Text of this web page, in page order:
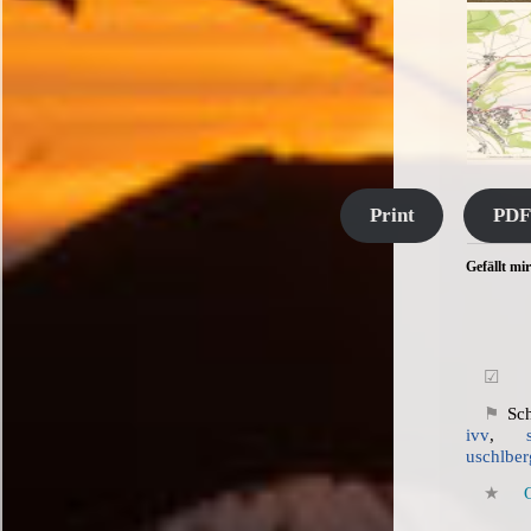
Print PDF
Gefällt
ivv,